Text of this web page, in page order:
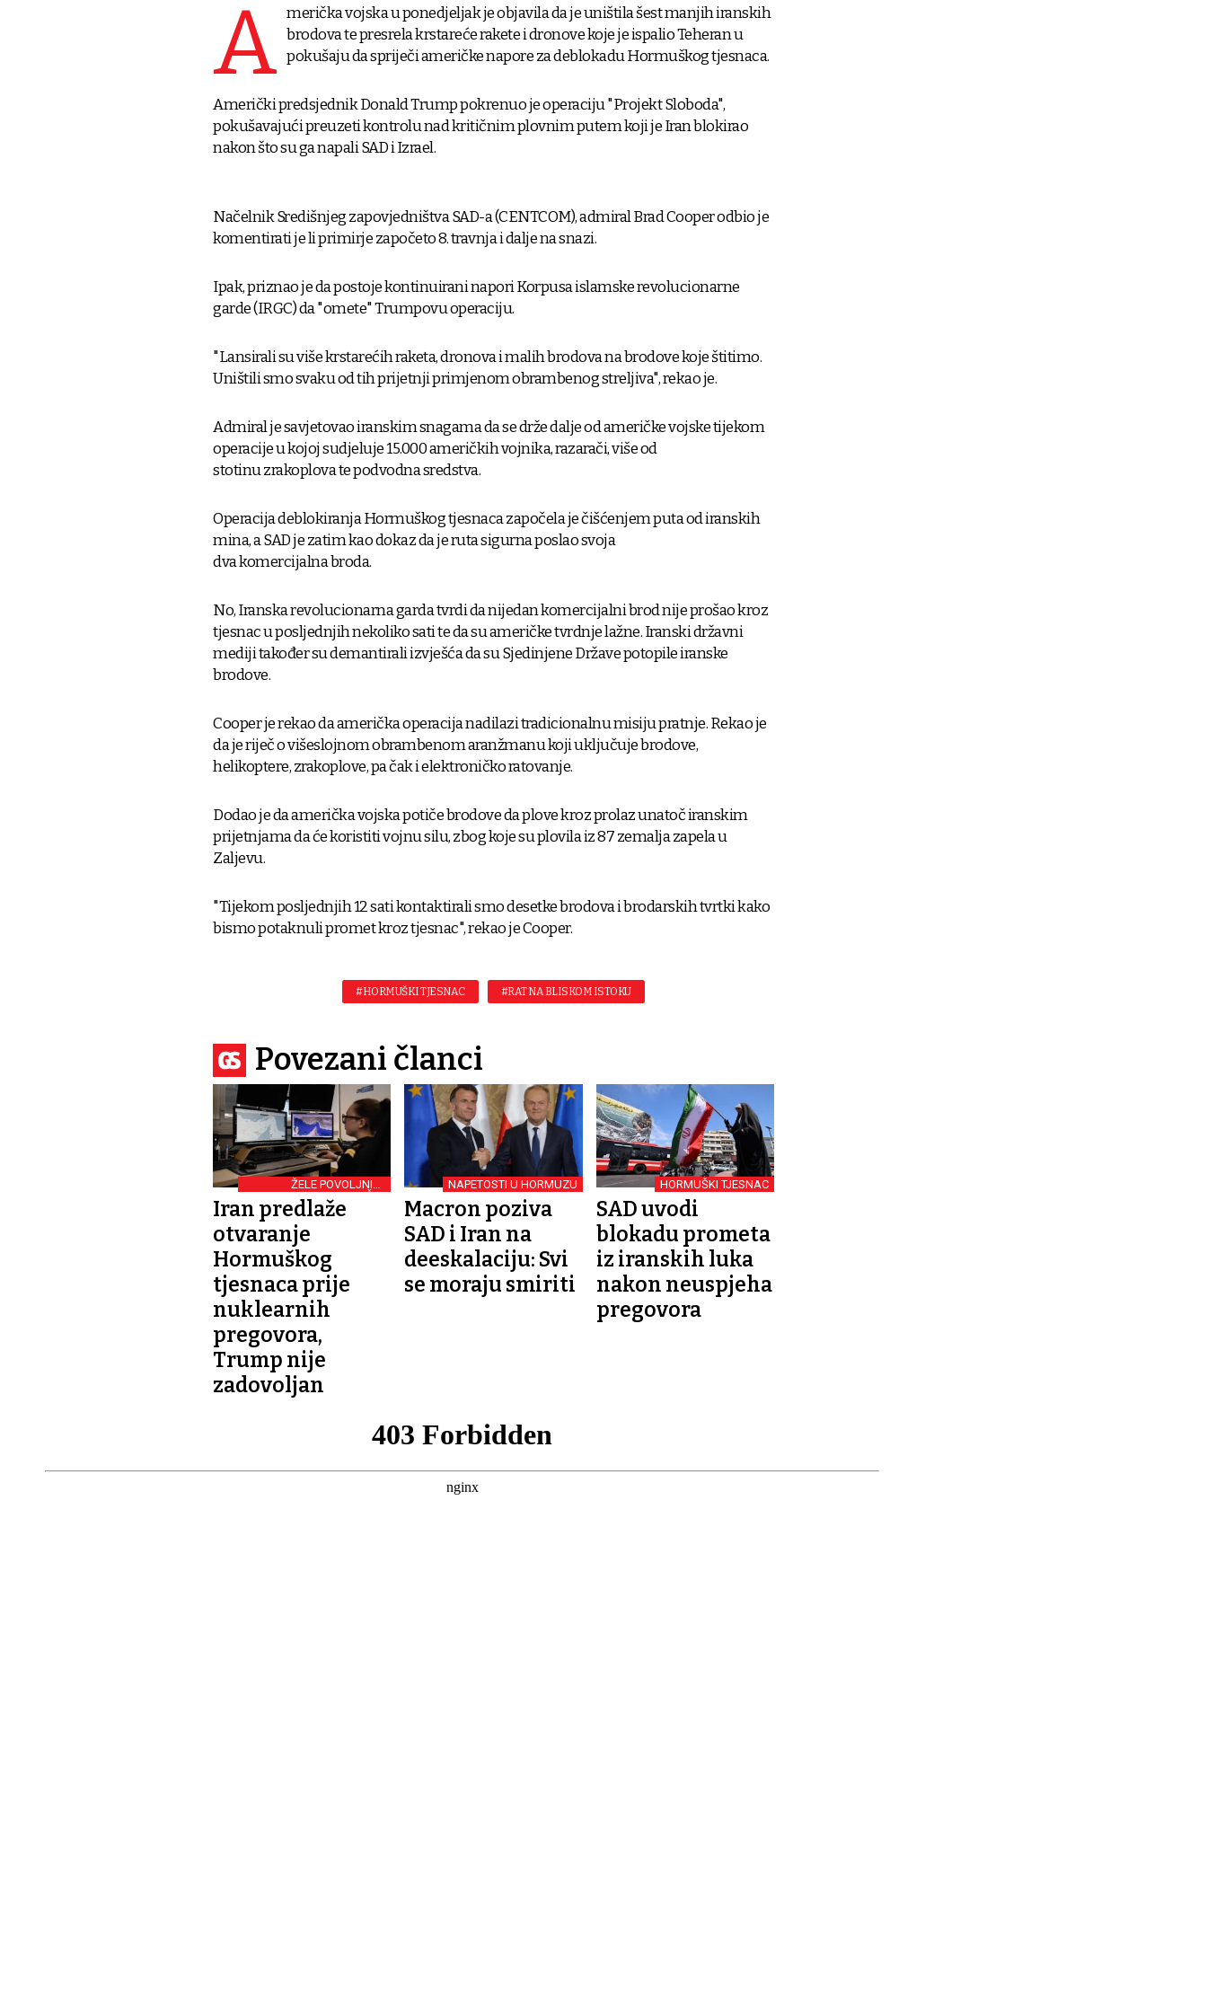
A merička vojska u ponedjeljak je objavila da je uništila šest manjih iranskih
brodova te presrela krstareće rakete i dronove koje je ispalio Teheran u
pokušaju da spriječi američke napore za deblokadu Hormuškog tjesnaca.
Američki predsjednik Donald Trump pokrenuo je operaciju "Projekt Sloboda",
pokušavajući preuzeti kontrolu nad kritičnim plovnim putem koji je Iran blokirao
nakon što su ga napali SAD i Izrael.
Načelnik Središnjeg zapovjedništva SAD-a (CENTCOM), admiral Brad Cooper odbio je
komentirati je li primirje započeto 8. travnja i dalje na snazi.
Ipak, priznao je da postoje kontinuirani napori Korpusa islamske revolucionarne
garde (IRGC) da "omete" Trumpovu operaciju.
"Lansirali su više krstarećih raketa, dronova i malih brodova na brodove koje štitimo.
Uništili smo svaku od tih prijetnji primjenom obrambenog streljiva", rekao je.
Admiral je savjetovao iranskim snagama da se drže dalje od američke vojske tijekom
operacije u kojoj sudjeluje 15.000 američkih vojnika, razarači, više od
stotinu zrakoplova te podvodna sredstva.
Operacija deblokiranja Hormuškog tjesnaca započela je čišćenjem puta od iranskih
mina, a SAD je zatim kao dokaz da je ruta sigurna poslao svoja
dva komercijalna broda.
No, Iranska revolucionarna garda tvrdi da nijedan komercijalni brod nije prošao kroz
tjesnac u posljednjih nekoliko sati te da su američke tvrdnje lažne. Iranski državni
mediji također su demantirali izvješća da su Sjedinjene Države potopile iranske
brodove.
Cooper je rekao da američka operacija nadilazi tradicionalnu misiju pratnje. Rekao je
da je riječ o višeslojnom obrambenom aranžmanu koji uključuje brodove,
helikoptere, zrakoplove, pa čak i elektroničko ratovanje.
Dodao je da američka vojska potiče brodove da plove kroz prolaz unatoč iranskim
prijetnjama da će koristiti vojnu silu, zbog koje su plovila iz 87 zemalja zapela u
Zaljevu.
"Tijekom posljednjih 12 sati kontaktirali smo desetke brodova i brodarskih tvrtki kako
bismo potaknuli promet kroz tjesnac", rekao je Cooper.
#HORMUŠKI TJESNAC #RAT NA BLISKOM ISTOKU
Povezani članci
ŽELE POVOLJNIJE
OZRAČJE
Iran predlaže
otvaranje
Hormuškog
tjesnaca prije
nuklearnih
pregovora,
Trump nije
zadovoljan
NAPETOSTI U HORMUZU
Macron poziva
SAD i Iran na
deeskalaciju: Svi
se moraju smiriti
HORMUŠKI TJESNAC
SAD uvodi
blokadu prometa
iz iranskih luka
nakon neuspjeha
pregovora